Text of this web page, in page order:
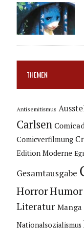
THEMEN
Antisemitismus
Carlsen
Comicverfilmung
Edition Moderne
Gesamtausgabe
HorrorHumor
Literatur Manga
Nationalsozialismus